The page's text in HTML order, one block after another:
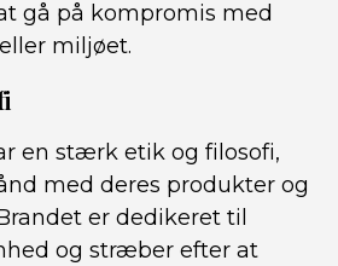
gå på kompromis med
miljøet.
en stærk etik og filosofi,
med deres produkter og
er dedikeret til
og stræber efter at